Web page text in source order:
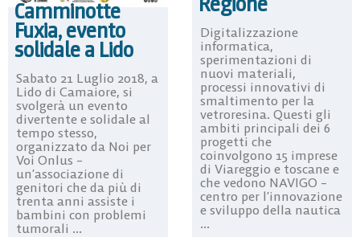
Camminotte
Fuxia, evento
solidale a Lido
Sabato 21 Luglio 2018, a
Lido di Camaiore, si
svolgerà un evento
divertente e solidale al
tempo stesso,
organizzato da Noi per
Voi Onlus –
un’associazione di
genitori che da più di
trenta anni assiste i
bambini con problemi
tumorali ...
Digitalizzazione
informatica,
sperimentazioni di
nuovi materiali,
processi innovativi di
smaltimento per la
vetroresina. Questi gli
ambiti principali dei 6
progetti che
coinvolgono 15 imprese
di Viareggio e toscane e
che vedono NAVIGO –
centro per l’innovazione
e sviluppo della nautica
...